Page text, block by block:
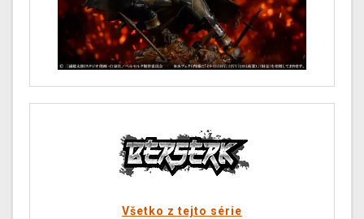
Všetko z tejto série